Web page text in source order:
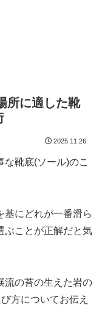
所に適した靴
2025.11.26
靴底(ソール)のこ
基にどれが一番滑ら
ぶことが正解だと気
流の苔の生えた岩の
方についてお伝え